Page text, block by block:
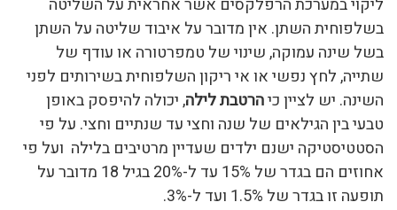
ליקוי במערכת הרפלקסים אשר אחראית על השליטה
בשלפוחית השתן. אין מדובר על איבוד שליטה על השתן
בשל שינה עמוקה, שינוי של טמפרטורה או עודף של
שתייה, לחץ נפשי או אי ריקון השלפוחית בשירותים לפני
השינה. יש לציין כיהרטבת לילה, יכולה להיפסק באופן
טבעי בין הגילאים של שנה וחצי עד שנתיים וחצי. על פי
הסטטיסטיקה ישנם ילדים שעדיין מרטיבים בלילה ועל פי
אחוזים הם בגדר של 15% עד ל-20% בגיל 18 מדובר על
תופעה זו בגדר של 1.5% ועד ל-3%.